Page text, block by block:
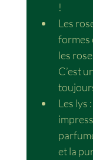
!
Les
formes
les
C’est
Les lys
et la